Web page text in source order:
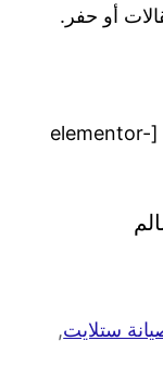
أو حفر.
[elementor-template id=”1077″] [elementor-
ستلايت,